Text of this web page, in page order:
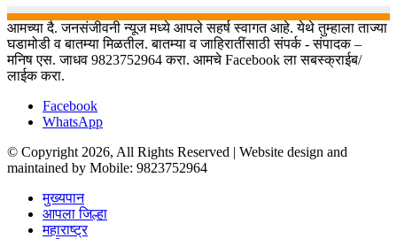
आमच्या दै. जनसंजीवनी न्यूज मध्ये आपले सहर्ष स्वागत आहे. येथे तुम्हाला ताज्या
घडामोडी व बातम्या मिळतील. बातम्या व जाहिरातींसाठी संपर्क - संपादक –
मनिष एस. जाधव 9823752964 करा. आमचे Facebook ला सबस्क्राईब/
लाईक करा.
Facebook
WhatsApp
© Copyright 2026, All Rights Reserved | Website design and
maintained by Mobile: 9823752964
मुख्यपान
आपला जिल्हा
महाराष्ट्र